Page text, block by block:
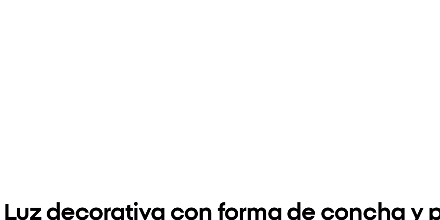
Luz decorativa con forma de concha y